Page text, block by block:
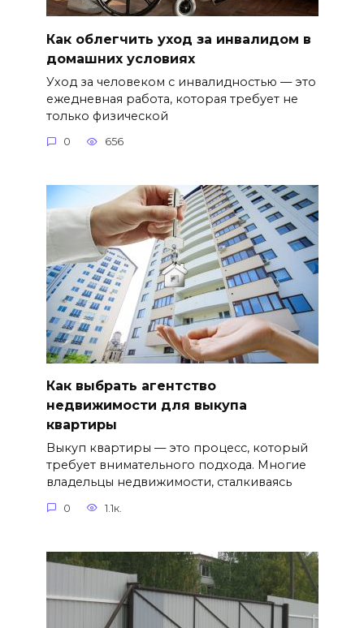
Как облегчить уход за инвалидом в
домашних условиях
Уход за человеком с инвалидностью — это
ежедневная работа, которая требует не
только физической
0 656
Как выбрать агентство
недвижимости для выкупа
квартиры
Выкуп квартиры — это процесс, который
требует внимательного подхода. Многие
владельцы недвижимости, сталкиваясь
0 1.1к.